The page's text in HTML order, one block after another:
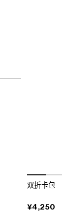
双折卡包
¥4,250